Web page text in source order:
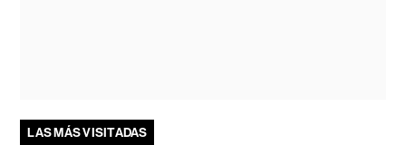
LAS MÁS VISITADAS